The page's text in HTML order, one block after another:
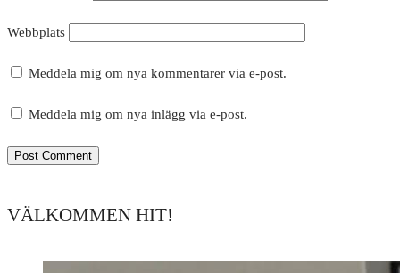
Webbplats
Meddela mig om nya kommentarer via e-post.
Meddela mig om nya inlägg via e-post.
VÄLKOMMEN HIT!